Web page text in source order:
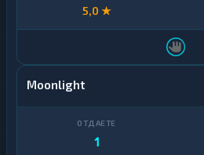
5,0 ★
Moonlight
1